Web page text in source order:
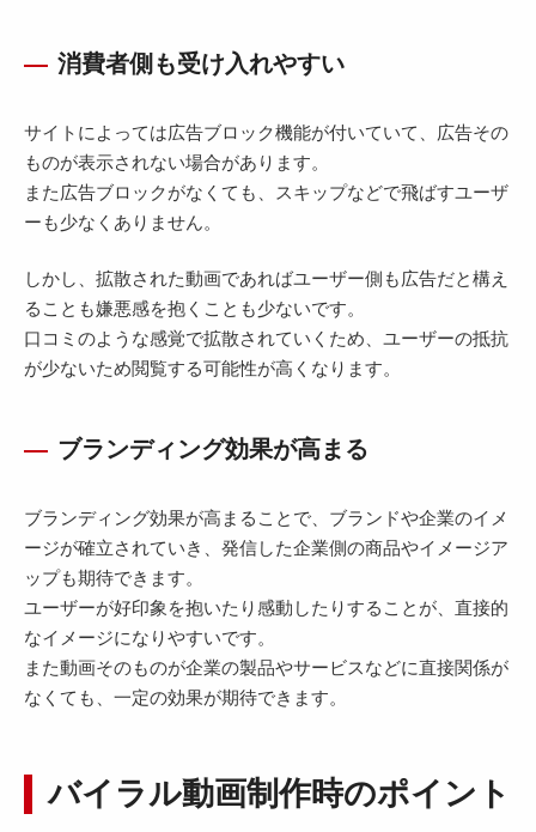
消費者側も受け入れやすい
サイトによっては広告ブロック機能が付いていて、広告その
ものが表示されない場合があります。
また広告ブロックがなくても、スキップなどで飛ばすユーザ
ーも少なくありません。
しかし、拡散された動画であればユーザー側も広告だと構え
ることも嫌悪感を抱くことも少ないです。
口コミのような感覚で拡散されていくため、ユーザーの抵抗
が少ないため閲覧する可能性が高くなります。
ブランディング効果が高まる
ブランディング効果が高まることで、ブランドや企業のイメ
ージが確立されていき、発信した企業側の商品やイメージア
ップも期待できます。
ユーザーが好印象を抱いたり感動したりすることが、直接的
なイメージになりやすいです。
また動画そのものが企業の製品やサービスなどに直接関係が
なくても、一定の効果が期待できます。
バイラル動画制作時のポイント